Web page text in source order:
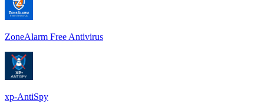
ZoneAlarm Free Antivirus
xp-AntiSpy